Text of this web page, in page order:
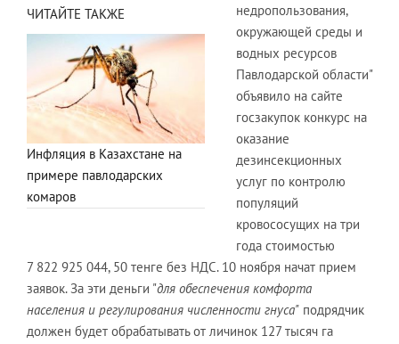
ЧИТАЙТЕ ТАКЖЕ
Инфляция в Казахстане на
примере павлодарских
комаров
недропользования,
окружающей среды и
водных ресурсов
Павлодарской области"
объявило на сайте
госзакупок конкурс на
оказание
дезинсекционных
услуг по контролю
популяций
кровососущих на три
года стоимостью
7 822 925 044, 50 тенге без НДС. 10 ноября начат прием
заявок. За эти деньги "для обеспечения комфорта
населения и регулирования численности гнуса" подрядчик
должен будет обрабатывать от личинок 127 тысяч га